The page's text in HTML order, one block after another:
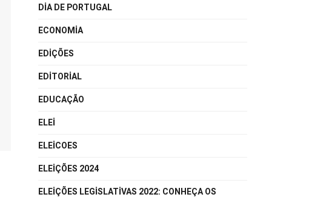
DIA DE PORTUGAL
ECONOMIA
EDIÇÕES
EDITORIAL
EDUCAÇÃO
ELEI
ELEICOES
ELEIÇÕES 2024
ELEIÇÕES LEGISLATIVAS 2022: CONHEÇA OS